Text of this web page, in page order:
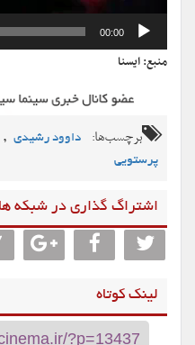
00:00
منبع: ایسنا
برچسب‌ها: داوود رشیدی ,
پرستویی
اشتراگ گذاری در شبکه
لینک کوتاه